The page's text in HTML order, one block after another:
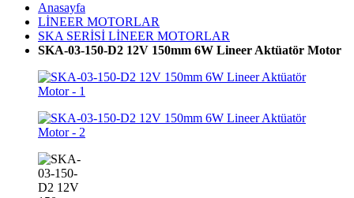
Anasayfa
LİNEER MOTORLAR
SKA SERİSİ LİNEER MOTORLAR
SKA-03-150-D2 12V 150mm 6W Lineer Aktüatör Motor